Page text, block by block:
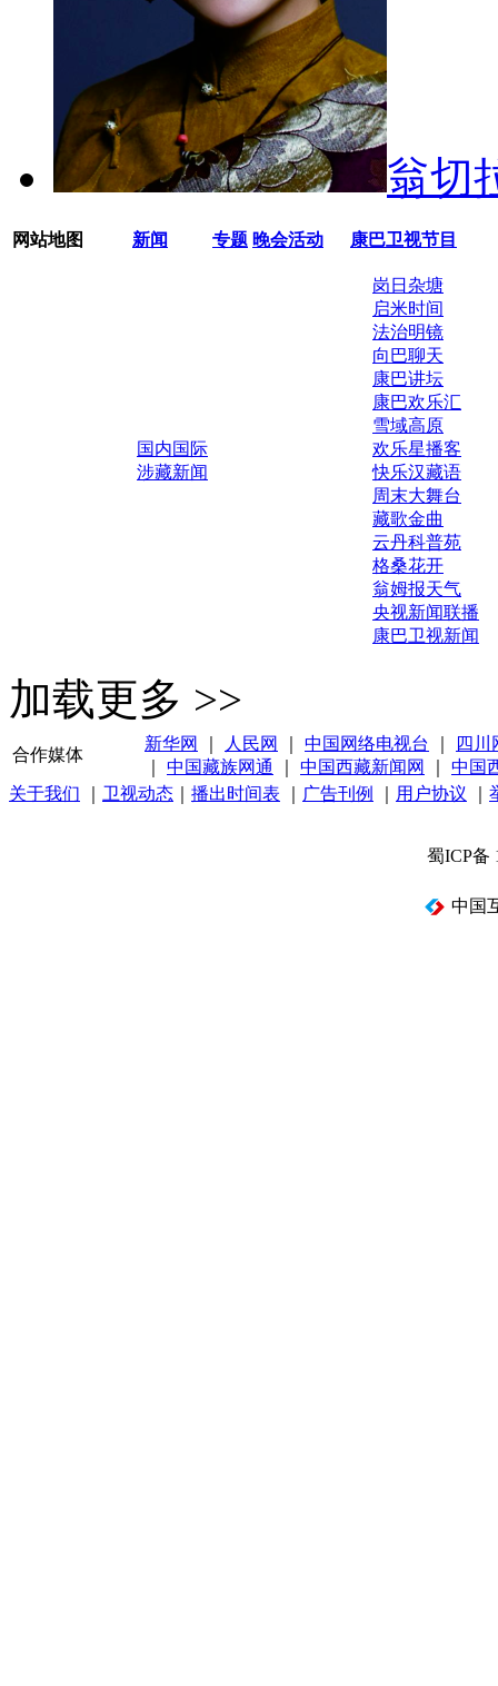
翁切
网站地图 新闻 专题 晚会活动 康巴卫视节目
国内国际
涉藏新闻
岗日杂塘
启米时间
法治明镜
向巴聊天
康巴讲坛
康巴欢乐汇
雪域高原
欢乐星播客
快乐汉藏语
周末大舞台
藏歌金曲
云丹科普苑
格桑花开
翁姆报天气
央视新闻联播
康巴卫视新闻
加载更多 >>
合作媒体
新华网 人民网 中国网络电视台
四川
中国藏族网通 中国西藏新闻网
中国
关于我们
卫视动态 播出时间表 广告刊例 用户协议
蜀ICP备
中国